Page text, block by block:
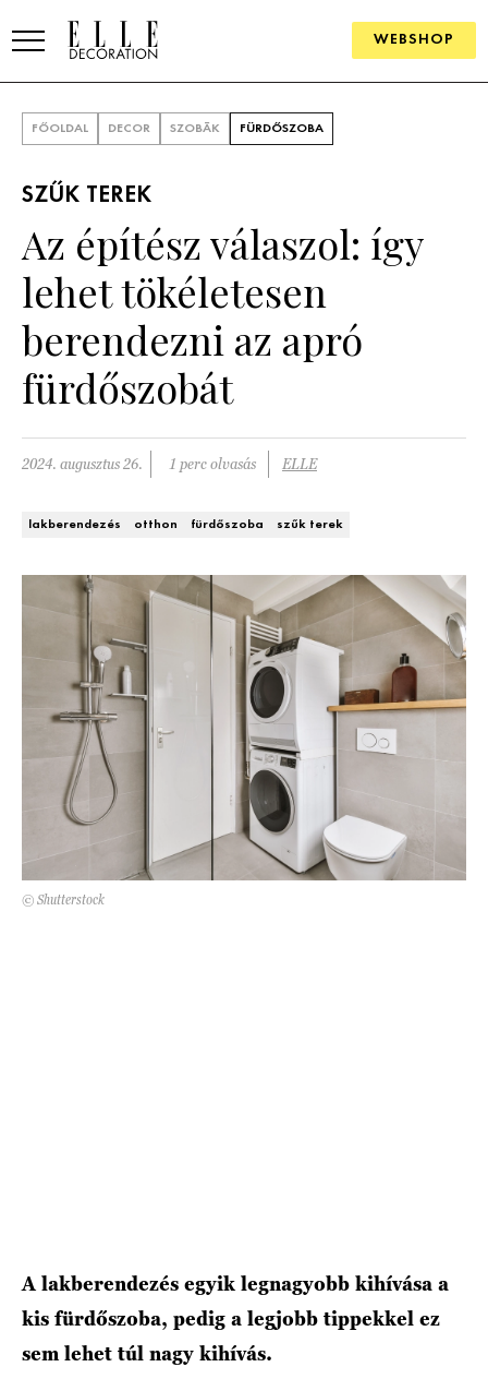
WEBSHOP
SZOBÁK
Konyha
Fürdőszoba
Nappali
Hálószoba
ÖTLETEK
Lakások
HÍRLEVÉL
FŐOLDAL DECOR SZOBÁK FÜRDŐSZOBA
SZŰK TEREK
Az építész válaszol: így
lehet tökéletesen
berendezni az apró
fürdőszobát
2024. augusztus 26. 1 perc olvasás ELLE
lakberendezés otthon fürdőszoba szűk terek
© Shutterstock
A lakberendezés egyik legnagyobb kihívása a
kis fürdőszoba, pedig a legjobb tippekkel ez
sem lehet túl nagy kihívás.